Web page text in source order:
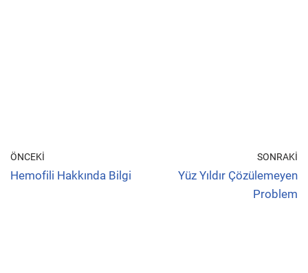
ÖNCEKI
Hemofili Hakkında Bilgi
SONRAKI
Yüz Yıldır Çözülemeyen
Problem